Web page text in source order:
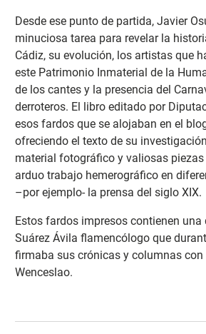
Desde ese punto de partida, Javier
minuciosa tarea para revelar la
Cádiz, su evolución, los artistas que
este Patrimonio Inmaterial de la
de los cantes y la presencia del
derroteros. El libro editado por
esos fardos que se alojaban en el
ofreciendo el texto de su
material fotográfico y valiosas piezas
arduo trabajo hemerográfico en
–por ejemplo- la prensa del siglo XIX.
Estos fardos impresos contienen
Suárez Ávila flamencólogo que
firmaba sus crónicas y columnas
Wenceslao.